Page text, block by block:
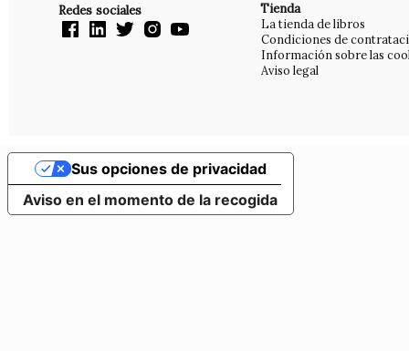
Redes sociales Tienda
La tienda de libros
Condiciones de
Información sobre las
Aviso legal
Aviso en el momento de la recogida
Sus opciones de privacidad